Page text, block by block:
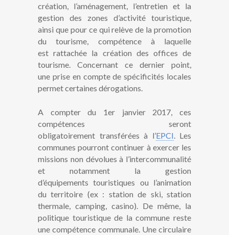
création, l’aménagement, l’entretien et la
gestion des zones d’activité touristique,
ainsi que pour ce qui relève de la promotion
du tourisme, compétence à laquelle
est rattachée la création des offices de
tourisme. Concernant ce dernier point,
une prise en compte de spécificités locales
permet certaines dérogations.
A compter du 1er janvier 2017, ces
compétences seront
obligatoirement transférées à l’EPCI . Les
communes pourront continuer à exercer les
missions non dévolues à l’intercommunalité
et notamment la gestion
d’équipements touristiques ou l’animation
du territoire (ex : station de ski, station
thermale, camping, casino). De même, la
politique touristique de la commune reste
une compétence communale. Une circulaire